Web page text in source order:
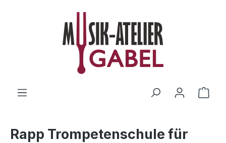
Zum Hauptinhalt springen
Rapp Trompetenschule für